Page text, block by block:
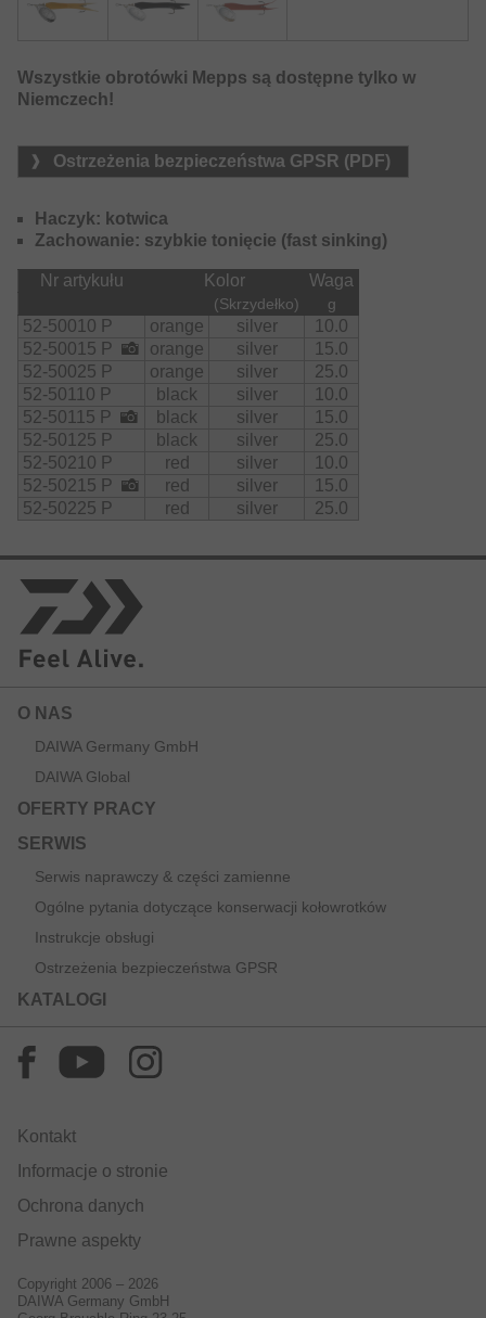
Wszystkie obrotówki Mepps są dostępne tylko w
Niemczech!
Ostrzeżenia bezpieczeństwa GPSR (PDF)
Haczyk: kotwica
Zachowanie: szybkie tonięcie (fast sinking)
Nr artykułu Kolor Waga
(Skrzydełko) g
52-50010 P orange silver
10.0
52-50015 P
orange silver
15.0
52-50025 P
orange silver
25.0
52-50110 P
black silver
10.0
52-50115 P
black silver
15.0
52-50125 P
black silver
25.0
52-50210 P
red silver
10.0
52-50215 P
red silver
15.0
52-50225 P
red silver 25.0
O NAS
DAIWA Germany GmbH
DAIWA Global
OFERTY PRACY
SERWIS
Serwis naprawczy & części zamienne
Ogólne pytania dotyczące konserwacji kołowrotków
Instrukcje obsługi
Ostrzeżenia bezpieczeństwa GPSR
KATALOGI
Kontakt
Informacje o stronie
Ochrona danych
Prawne aspekty
Copyright 2006 – 2026
DAIWA Germany GmbH